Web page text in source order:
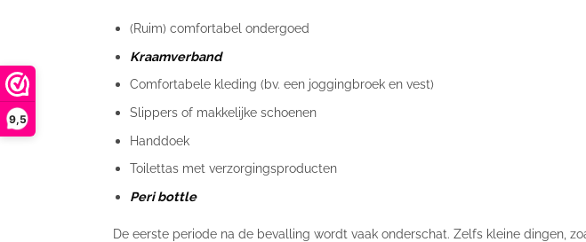
9,5
(Ruim) comfortabel ondergoed
Kraamverband
Comfortabele kleding (bv. een joggingbroek en vest)
Slippers of makkelijke schoenen
Handdoek
Toilettas met verzorgingsproducten
Peri bottle
De eerste periode na de bevalling wordt vaak onderschat. Zelfs kleine dingen,